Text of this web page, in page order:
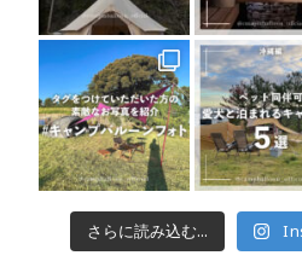
さらに読み込む...